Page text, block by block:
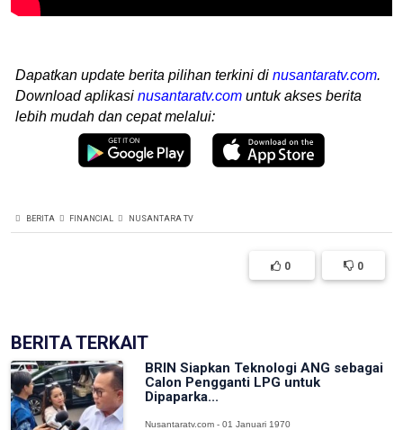
Dapatkan update berita pilihan terkini di nusantaratv.com.
Download aplikasi nusantaratv.com untuk akses berita
lebih mudah dan cepat melalui:
BERITA FINANCIAL NUSANTARA TV
0 0
BERITA TERKAIT
BRIN Siapkan Teknologi ANG sebagai
Calon Pengganti LPG untuk
Dipaparka...
Nusantaratv.com - 01 Januari 1970